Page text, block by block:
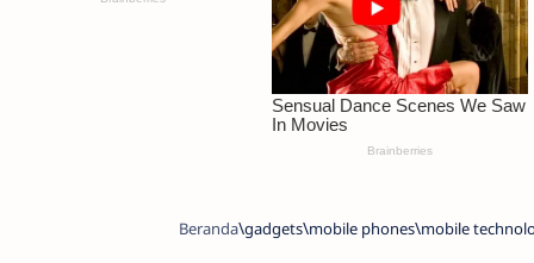
Beranda gadgets mobile phones mobile